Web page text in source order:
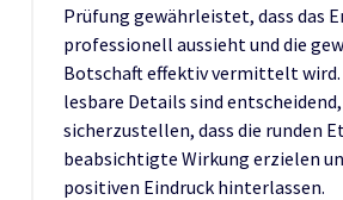
Prüfung gewährleistet, dass das
professionell aussieht und die
Botschaft effektiv vermittelt wird.
lesbare Details sind
sicherzustellen, dass die runden
beabsichtigte Wirkung erzielen
positiven Eindruck hinterlassen.